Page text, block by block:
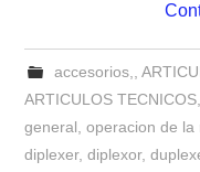
accesorios,,
ARTICULOS TECNICOS
general,operacion de la
diplexer,diplexor,